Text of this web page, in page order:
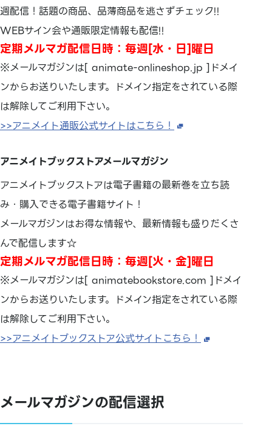
週配信！話題の商品、品薄商品を逃さずチェック!!
WEBサイン会や通販限定情報も配信!!
定期メルマガ配信日時：毎週[水・日]曜日
※メールマガジンは[ animate-onlineshop.jp ]ドメイ
ンからお送りいたします。ドメイン指定をされている際
は解除してご利用下さい。
>>アニメイト通販公式サイトはこちら！
アニメイトブックストアメールマガジン
アニメイトブックストアは電子書籍の最新巻を立ち読
み・購入できる電子書籍サイト！
メールマガジンはお得な情報や、最新情報も盛りだくさ
んで配信します☆
定期メルマガ配信日時：毎週[火・金]曜日
※メールマガジンは[ animatebookstore.com ]ドメイ
ンからお送りいたします。ドメイン指定をされている際
は解除してご利用下さい。
>>アニメイトブックストア公式サイトこちら！
メールマガジンの配信選択